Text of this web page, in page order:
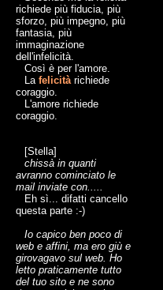
richiede più fiducia, più
sforzo, più impegno, più
fantasia, più
immaginazione
dell'infelicità.
Così è per l'amore.
La felicità richiede
coraggio.
L'amore richiede
coraggio.
[Stella]
chissà in quanti
avranno cominciato le
mail inviate con.....
Eh sì... difatti cancello
questa parte :-)
Io capico ben poco di
web e affini, ma ero giù e
girovagavo sul web. Ho
letto praticamente tutto
del tuo sito e ne sono